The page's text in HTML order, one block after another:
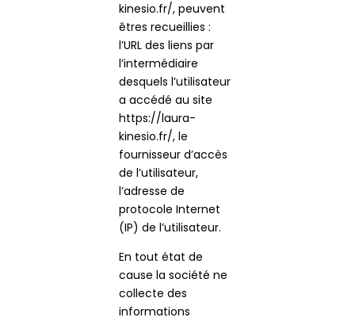
kinesio.fr/, peuvent
êtres recueillies :
l’URL des liens par
l’intermédiaire
desquels l’utilisateur
a accédé au site
https://laura-
kinesio.fr/, le
fournisseur d’accès
de l’utilisateur,
l’adresse de
protocole Internet
(IP) de l’utilisateur.
En tout état de
cause la société ne
collecte des
informations